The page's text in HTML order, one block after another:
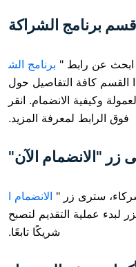
برنامج الش
حول
انقر
المزيد.
الانضمام ا
لتصبح